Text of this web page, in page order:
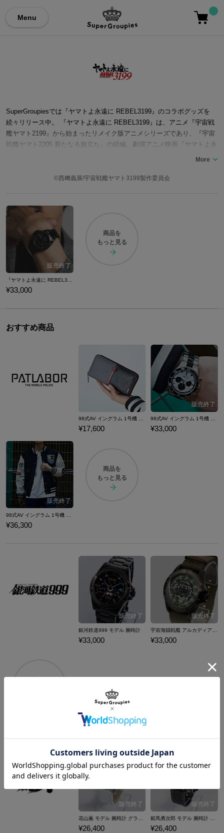
Menu
SuperGroupiesでは『ヤマトよ永遠に REBEL3199』のコラボグッズを
続々リリース中。 『ヤマトよ永遠に REBEL3199』は、アニメ『宇宙戦
艦ヤマト2199』から始まったリメイク版アニメシリーズであり、『宇宙
戦艦ヤマト2205 新たなる旅立ち』の続編。劇場アニメ映画『ヤマトよ永
遠に』とテレビアニメ『宇宙戦艦ヤマトIII』をベースとし、新解釈を加
3199 第一章 黒の侵略』は2024年7月19日上映開始。古代 進、森 雪をは
とするファッションアイテムをご紹介いたします。
©西﨑義展/宇宙戦艦ヤマト3199製作委員会
¥33,000
商品を
もっと見る
おすすめ商品
98式AV イングラム 1号機 モデル 長財布 機動警察パトレイバー
¥17,600
98式AV イングラム 1号機 モデル 腕時計 機動警察パトレイバー
¥33,000
¥36,300
商品を
もっと見る
銀河鉄道999 モデル 腕時計
¥33,000 ¥33,000
¥26,400 ¥26,400